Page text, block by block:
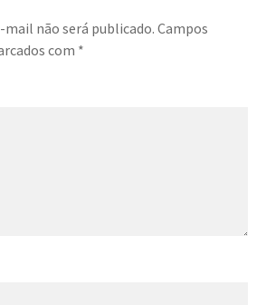
mail não será publicado. Campos
com *